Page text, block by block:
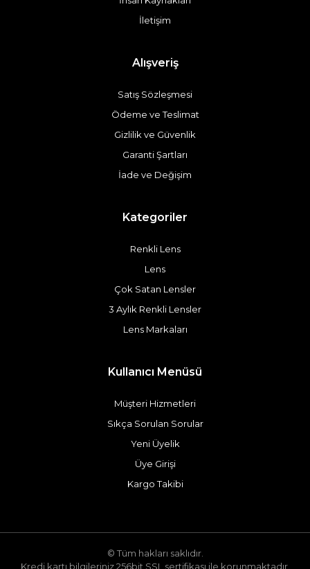
İletişim
Alışveriş
Satış Sözleşmesi
Ödeme ve Teslimat
Gizlilik ve Güvenlik
Garanti Şartları
İade ve Değişim
Kategoriler
Renkli Lens
Lens
Çok Satan Lensler
3 Aylık Renkli Lensler
Lens Markaları
Kullanıcı Menüsü
Müşteri Hizmetleri
Sıkça Sorulan Sorular
Yeni Üyelik
Üye Girişi
Kargo Takibi
© Tüm hakları saklıdır.
Kredi kartı bilgileriniz 256bit SSL sertifikası ile korunmaktadır.